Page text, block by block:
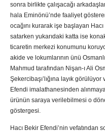
sonra birlikte çalışacağı
hala Eminönü’nde faaliyet
ocağını kurarak işe başlayan
satarken yukarıdaki katta ise
ticaretin merkezi konumunu
akide ve lokumlarının ünü
Mahmud tarafından Nişan-ı Ali
Şekercibaşı’lığına layık
Efendi imalathanesinden
ürünün saraya verilebilmesi o
göstergesi.
Hacı Bekir Efendi’nin